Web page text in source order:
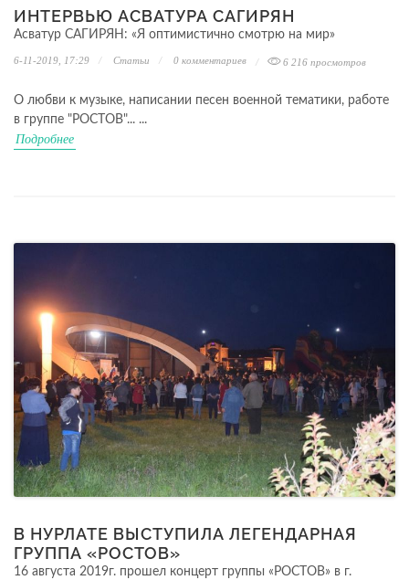
ИНТЕРВЬЮ АСВАТУРА САГИРЯН
Асватур САГИРЯН: «Я оптимистично смотрю на мир»
6-11-2019, 17:29 Статьи 0 комментариев 6 216 просмотров
О любви к музыке, написании песен военной тематики, работе
в группе "РОСТОВ"... ...
Подробнее
В НУРЛАТЕ ВЫСТУПИЛА ЛЕГЕНДАРНАЯ
ГРУППА «РОСТОВ»
16 августа 2019г. прошел концерт группы «РОСТОВ» в г.